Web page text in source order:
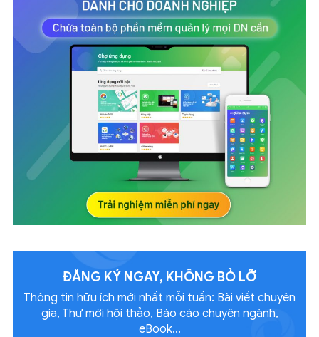
ĐĂNG KÝ NGAY, KHÔNG BỎ LỠ
Thông tin hữu ích mới nhất mỗi tuần: Bài viết chuyên
gia, Thư mời hội thảo, Báo cáo chuyên ngành,
eBook...